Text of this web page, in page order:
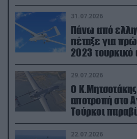
31.07.2026
Πάνω από
πέταξε για
2023
29.07.2026
Ο
αποτροπή στο
Τούρκοι
drone
22.07.2026